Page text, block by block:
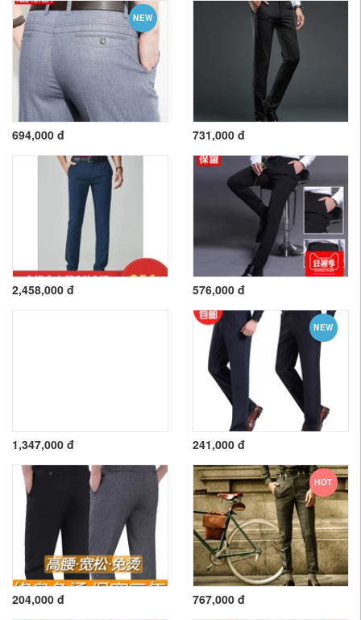
NEW
694,000 đ 731,000 đ
2,458,000 đ 576,000 đ
1,347,000 đ
NEW
241,000 đ
204,000 đ
HOT
767,000 đ